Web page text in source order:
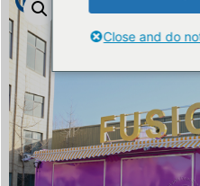
Close and do